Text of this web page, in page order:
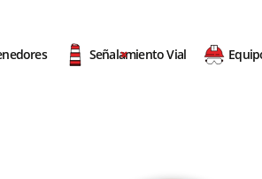
Señalamiento Vial